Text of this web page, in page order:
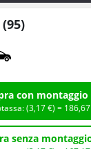
+ Ecotassa: (3,17€ ) = 186,67